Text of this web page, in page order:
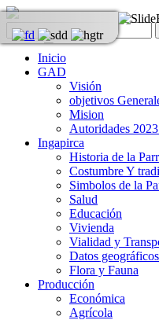
Inicio
GAD
Visión
objetivos
Mision
Autoridades
Ingapirca
Historia de la
Costumbre Y
Simbolos de la
Salud
Educación
Vivienda
Vialidad y
Datos geográficos
Flora y Fauna
Producción
Económica
Agrícola